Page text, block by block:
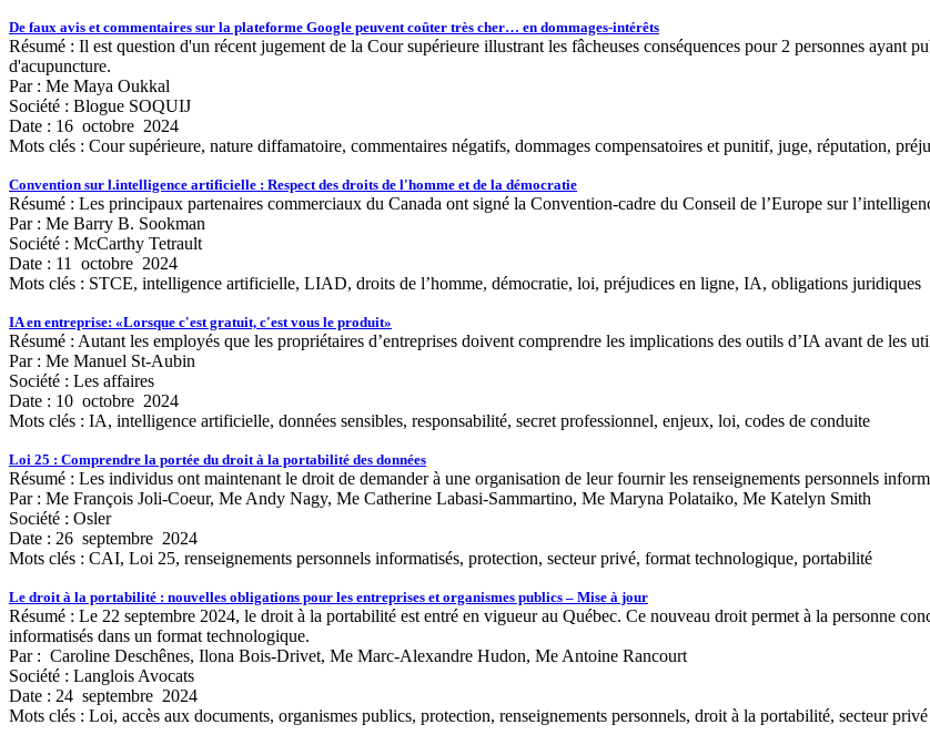
De faux avis et commentaires sur la plateforme Google peuvent coûter très cher… en dommages-intérêts
Résumé : Il est question d'un récent jugement de la Cour supérieure illustrant les fâcheuses conséquences pour 2 personnes ayant
d'acupuncture.
Par : Me Maya Oukkal
Société : Blogue SOQUIJ
Date : 16 octobre 2024
Mots clés : Cour supérieure, nature diffamatoire, commentaires négatifs, dommages compensatoires et punitif, juge, réputation,
Convention sur l.intelligence artificielle : Respect des droits de l'homme et de la démocratie
Résumé : Les principaux partenaires commerciaux du Canada ont signé la Convention-cadre du Conseil de l’Europe sur
Par : Me Barry B. Sookman
Société : McCarthy Tetrault
Date : 11 octobre 2024
Mots clés : STCE, intelligence artificielle, LIAD, droits de l’homme, démocratie, loi, préjudices en ligne, IA, obligations juridiques
IA en entreprise: «Lorsque c'est gratuit, c'est vous le produit»
Résumé : Autant les employés que les propriétaires d’entreprises doivent comprendre les implications des outils d’IA avant de les
Par : Me Manuel St-Aubin
Société : Les affaires
Date : 10 octobre 2024
Mots clés : IA, intelligence artificielle, données sensibles, responsabilité, secret professionnel, enjeux, loi, codes de conduite
Loi 25 : Comprendre la portée du droit à la portabilité des données
Résumé : Les individus ont maintenant le droit de demander à une organisation de leur fournir les renseignements personnels
Par : Me François Joli-Coeur, Me Andy Nagy, Me Catherine Labasi-Sammartino, Me Maryna Polataiko, Me Katelyn Smith
Société : Osler
Date : 26 septembre 2024
Mots clés : CAI, Loi 25, renseignements personnels informatisés, protection, secteur privé, format technologique, portabilité
Le droit à la portabilité : nouvelles obligations pour les entreprises et organismes publics – Mise à jour
Résumé : Le 22 septembre 2024, le droit à la portabilité est entré en vigueur au Québec. Ce nouveau droit permet à la personne
informatisés dans un format technologique.
Par : Caroline Deschênes, Ilona Bois-Drivet, Me Marc-Alexandre Hudon, Me Antoine Rancourt
Société : Langlois Avocats
Date : 24 septembre 2024
Mots clés : Loi, accès aux documents, organismes publics, protection, renseignements personnels, droit à la portabilité, secteur privé